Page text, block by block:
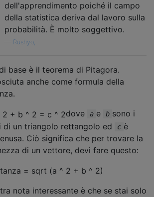
dell'apprendimento poiché il campo
della statistica deriva dal lavoro sulla
probabilità. È molto soggettivo.
Rushyo,
base è il teorema di Pitagora.
anche come formula della
dove
a e b sono i
di un triangolo rettangolo ed
c è
Ciò significa che per trovare la
di un vettore, devi fare questo:
nota interessante è che se stai solo